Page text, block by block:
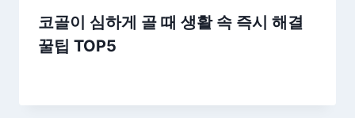
코골이 심하게 골 때 생활 속 즉시 해결
꿀팁 TOP5